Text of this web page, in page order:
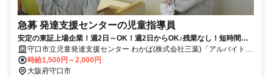
急募 発達支援センターの児童指導員
安定の東証上場企業！週2日～OK！週2日からOK♪残業なし！短時間勤
務OK！ワークライフバランスを整えながら資格を活かしませんか？
守口市立児童発達支援センター わかば(株式会社三葉)「アルバイト・
パート」
時給1,500円～2,000円
大阪府守口市